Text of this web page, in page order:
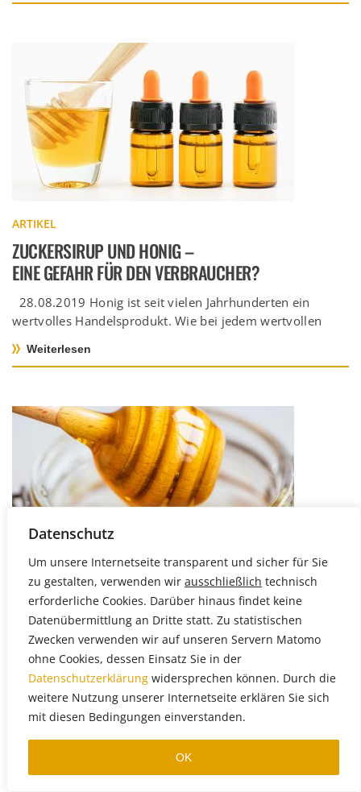
Datenschutz
Um unsere Internetseite transparent und sicher für Sie
zu gestalten, verwenden wir ausschließlich technisch
erforderliche Cookies. Darüber hinaus findet keine
Datenübermittlung an Dritte statt. Zu statistischen
Zwecken verwenden wir auf unseren Servern Matomo
ohne Cookies, dessen Einsatz Sie in der
Datenschutzerklärung widersprechen können. Durch die
weitere Nutzung unserer Internetseite erklären Sie sich
mit diesen Bedingungen einverstanden.
OK
ARTIKEL
ZUCKERSIRUP UND HONIG –
EINE GEFAHR FÜR DEN VERBRAUCHER?
28.08.2019 Honig ist seit vielen Jahrhunderten ein
wertvolles Handelsprodukt. Wie bei jedem wertvollen
Weiterlesen
ARTIKEL
WÄRMESCHÄDEN?
WAS UNS DAS ENZYM INVERTASE ÜBER HONIG
VERRÄT
07.06.2019 Ob ein Honig qualitativ hochwertig ist,
entscheiden Verbraucher meist anhand des Geschmacks.
Aus fachlicher Perspektive gilt vor allem Invertase […]
Weiterlesen